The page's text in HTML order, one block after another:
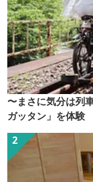
〜まさに気分は列
ガッタン」を体験